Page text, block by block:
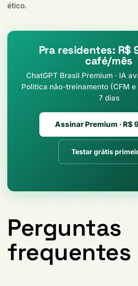
ético.
Pra residentes: R$
café/mês
ChatGPT Brasil Premium · IA
Política não-treinamento (CFM e
7 dias
Assinar Premium · R$
Testar grátis
Perguntas
frequentes